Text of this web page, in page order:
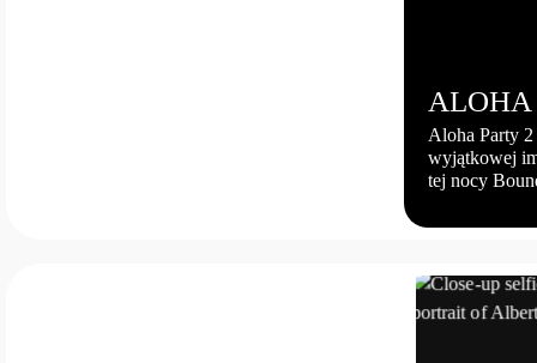
ALOHA
Aloha Party
wyjątkowej
tej nocy
bilety w